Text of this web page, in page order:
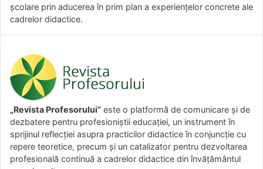
şcolare prin aducerea în prim plan a experienţelor concrete ale
cadrelor didactice.
„Revista Profesorului” este o platformă de comunicare și de
dezbatere pentru profesioniștii educației, un instrument în
sprijinul reflecției asupra practicilor didactice în conjuncție cu
repere teoretice, precum și un catalizator pentru dezvoltarea
profesională continuă a cadrelor didactice din învățământul